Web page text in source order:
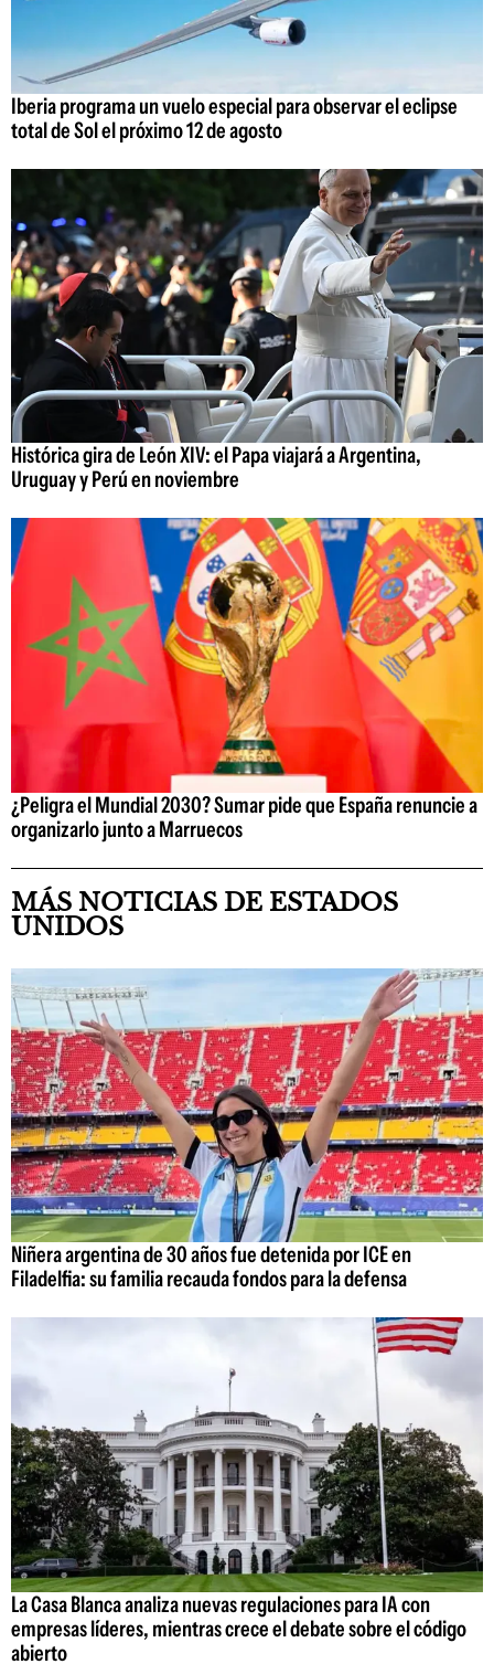
Iberia programa un vuelo especial para observar el eclipse
total de Sol el próximo 12 de agosto
Histórica gira de León XIV: el Papa viajará a Argentina,
Uruguay y Perú en noviembre
¿Peligra el Mundial 2030? Sumar pide que España renuncie a
organizarlo junto a Marruecos
MÁS NOTICIAS DE ESTADOS
UNIDOS
Niñera argentina de 30 años fue detenida por ICE en
Filadelfia: su familia recauda fondos para la defensa
La Casa Blanca analiza nuevas regulaciones para IA con
empresas líderes, mientras crece el debate sobre el código
abierto